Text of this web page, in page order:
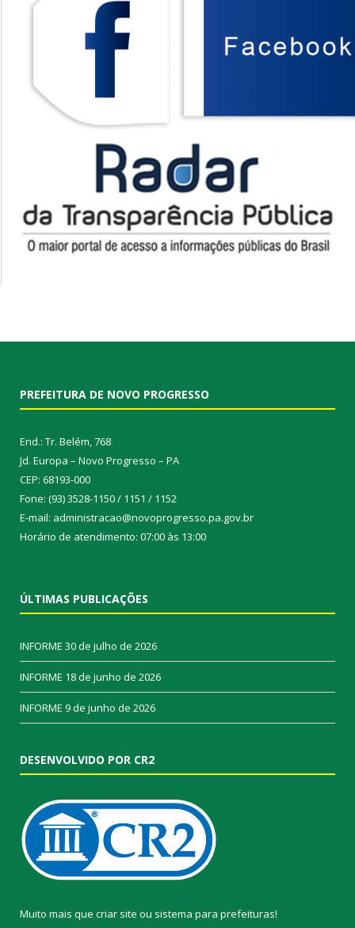
PREFEITURA DE NOVO PROGRESSO
End.: Tr. Belém, 768
Jd. Europa – Novo Progresso – PA
CEP: 68193-000
Fone: (93) 3528-1150 / 1151 / 1152
E-mail: administracao@novoprogresso.pa.gov.br
Horário de atendimento: 07:00 às 13:00
ÚLTIMAS PUBLICAÇÕES
INFORME 30 de julho de 2026
INFORME 18 de junho de 2026
INFORME 9 de junho de 2026
DESENVOLVIDO POR CR2
Muito mais que criar site ou sistema para prefeituras!